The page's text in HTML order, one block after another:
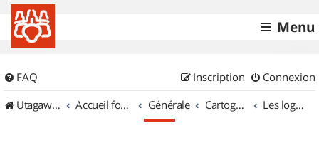
Menu
FAQ Connexion
Inscription
UtagawaVTT (Randos VTT et VTTAE avec traces GPS)
Accueil forum Générale Cartographie et GPS Les logiciels